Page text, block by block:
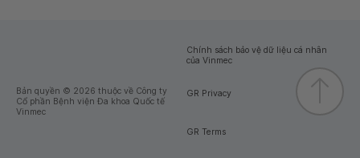
Bản quyền © 2026 thuộc về Công ty
Cổ phần Bệnh viện Đa khoa Quốc tế
Vinmec
Chính sách bảo vệ dữ liệu cá nhân
của Vinmec
GR Privacy
GR Terms